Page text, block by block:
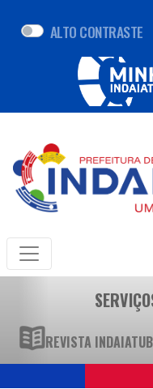
ALTO CONTRASTE
REVISTA